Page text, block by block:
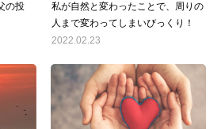
の投
私が自然と変わったことで、周りの
人まで変わってしまいびっくり！
2022.02.23